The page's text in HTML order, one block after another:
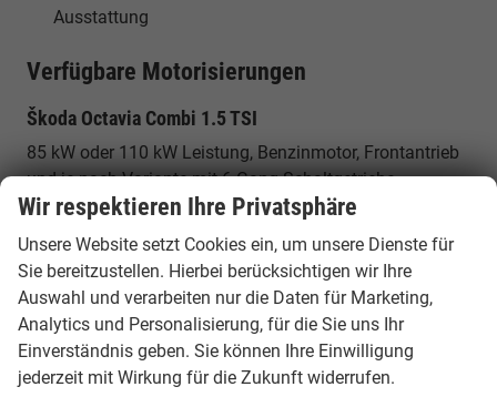
Ausstattung
Verfügbare Motorisierungen
Škoda Octavia Combi 1.5 TSI
85 kW oder 110 kW Leistung, Benzinmotor, Frontantrieb
und je nach Variante mit 6-Gang-Schaltgetriebe
erhältlich.
Škoda Octavia Combi 1.5 TSI e-TEC
85 kW oder 110 kW Leistung, Mildhybrid-Technologie, 7-
Gang-DSG und Frontantrieb für effizientes Fahren im
Alltag.
Wir respektieren Ihre Privatsphäre
Unsere Website setzt Cookies ein, um unsere Dienste für
Sie bereitzustellen. Hierbei berücksichtigen wir Ihre
Auswahl und verarbeiten nur die Daten für Marketing,
Analytics und Personalisierung, für die Sie uns Ihr
Einverständnis geben. Sie können Ihre Einwilligung
jederzeit mit Wirkung für die Zukunft widerrufen.